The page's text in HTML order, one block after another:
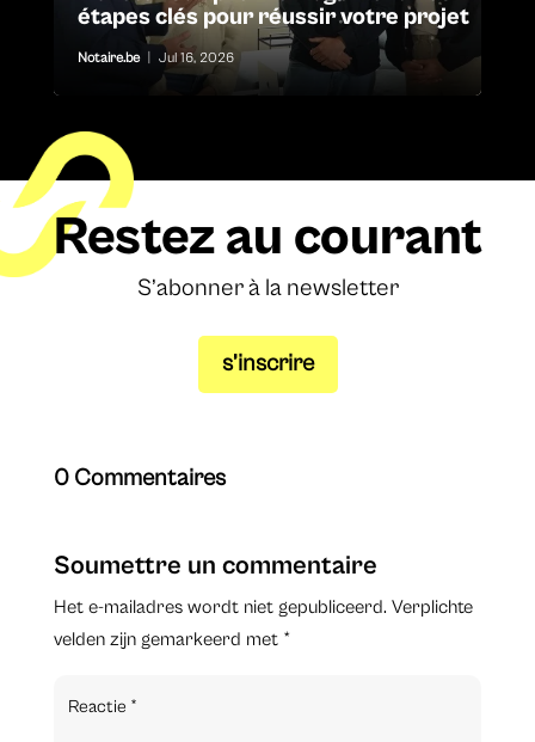
étapes clés pour réussir votre projet
Notaire.be Jul 16, 2026
Restez au courant
S’abonner à la newsletter
s’inscrire
0 Commentaires
Soumettre un commentaire
Het e-mailadres wordt niet gepubliceerd. Verplichte
velden zijn gemarkeerd met *